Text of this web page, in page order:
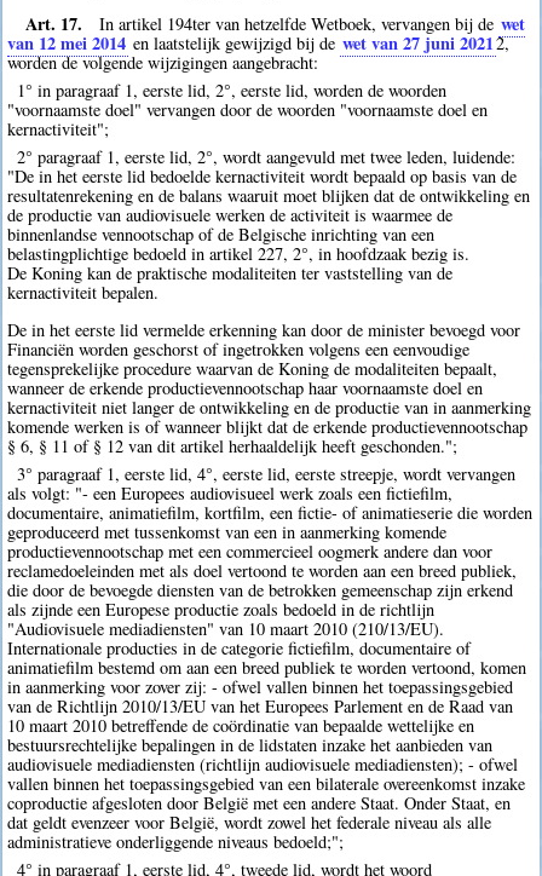
Art. 17. In artikel 194ter van hetzelfde Wetboek, vervangen bij de wet
van 12 mei 2014 en laatstelijk gewijzigd bij de wet van 27 juni 20212,
worden de volgende wijzigingen aangebracht:
1° in paragraaf 1, eerste lid, 2°, eerste lid, worden de woorden
"voornaamste doel" vervangen door de woorden "voornaamste doel en
kernactiviteit";
2° paragraaf 1, eerste lid, 2°, wordt aangevuld met twee leden, luidende:
"De in het eerste lid bedoelde kernactiviteit wordt bepaald op basis van de
resultatenrekening en de balans waaruit moet blijken dat de ontwikkeling en
de productie van audiovisuele werken de activiteit is waarmee de
binnenlandse vennootschap of de Belgische inrichting van een
belastingplichtige bedoeld in artikel 227, 2°, in hoofdzaak bezig is.
De Koning kan de praktische modaliteiten ter vaststelling van de
kernactiviteit bepalen.
De in het eerste lid vermelde erkenning kan door de minister bevoegd voor
Financiën worden geschorst of ingetrokken volgens een eenvoudige
tegensprekelijke procedure waarvan de Koning de modaliteiten bepaalt,
wanneer de erkende productievennootschap haar voornaamste doel en
kernactiviteit niet langer de ontwikkeling en de productie van in aanmerking
komende werken is of wanneer blijkt dat de erkende productievennootschap
§ 6, § 11 of § 12 van dit artikel herhaaldelijk heeft geschonden.";
3° paragraaf 1, eerste lid, 4°, eerste lid, eerste streepje, wordt vervangen
als volgt: "- een Europees audiovisueel werk zoals een fictiefilm,
documentaire, animatiefilm, kortfilm, een fictie- of animatieserie die worden
geproduceerd met tussenkomst van een in aanmerking komende
productievennootschap met een commercieel oogmerk andere dan voor
reclamedoeleinden met als doel vertoond te worden aan een breed publiek,
die door de bevoegde diensten van de betrokken gemeenschap zijn erkend
als zijnde een Europese productie zoals bedoeld in de richtlijn
"Audiovisuele mediadiensten" van 10 maart 2010 (210/13/EU).
Internationale producties in de categorie fictiefilm, documentaire of
animatiefilm bestemd om aan een breed publiek te worden vertoond, komen
in aanmerking voor zover zij: - ofwel vallen binnen het toepassingsgebied
van de Richtlijn 2010/13/EU van het Europees Parlement en de Raad van
10 maart 2010 betreffende de coördinatie van bepaalde wettelijke en
bestuursrechtelijke bepalingen in de lidstaten inzake het aanbieden van
audiovisuele mediadiensten (richtlijn audiovisuele mediadiensten); - ofwel
vallen binnen het toepassingsgebied van een bilaterale overeenkomst inzake
coproductie afgesloten door België met een andere Staat. Onder Staat, en
dat geldt evenzeer voor België, wordt zowel het federale niveau als alle
administratieve onderliggende niveaus bedoeld;";
4° in paragraaf 1, eerste lid, 4°, tweede lid, wordt het woord